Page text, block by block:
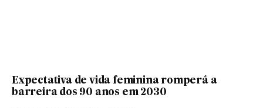
Expectativa de vida feminina romperá a
barreira dos 90 anos em 2030